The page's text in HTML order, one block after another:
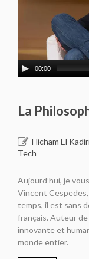
00:00
La
Hicham El
Tech
Aujourd’hui, je
Vincent Cespedes,
temps, il est sans
français. Auteur
innovante et
monde entier.